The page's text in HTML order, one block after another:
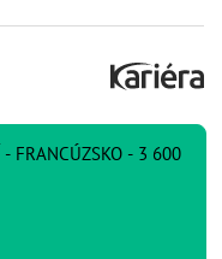
- FRANCÚZSKO - 3 600